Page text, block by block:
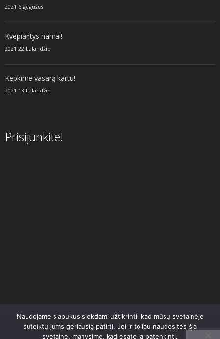
2021 6 gegužės
Kvepiantys namai!
2021 22 balandžio
Kepkime vasarą kartu!
2021 13 balandžio
Prisijunkite!
Naudojame slapukus siekdami užtikrinti, kad mūsų svetainėje
suteiktų jums geriausią patirtį. Jei ir toliau naudositės šia
svetaine, manysime, kad esate ja patenkinti.